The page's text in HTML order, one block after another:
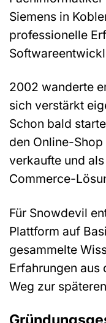
Siemens in
professionelle
2002 wanderte
sich verstärkt
Schon bald
den Online-
verkaufte und
Commerce-
Für Snowdevil
Plattform auf
gesammelte
Erfahrungen aus
Weg zur